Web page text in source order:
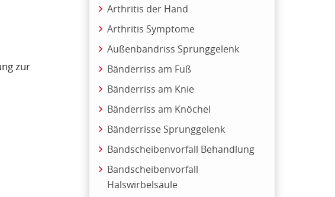
zur
Arthritis der Hand
Arthritis Symptome
Außenbandriss Sprunggelenk
Bänderriss am Fuß
Bänderriss am Knie
Bänderriss am Knöchel
Bänderrisse Sprunggelenk
Bandscheibenvorfall Behandlung
Bandscheibenvorfall
Halswirbelsäule